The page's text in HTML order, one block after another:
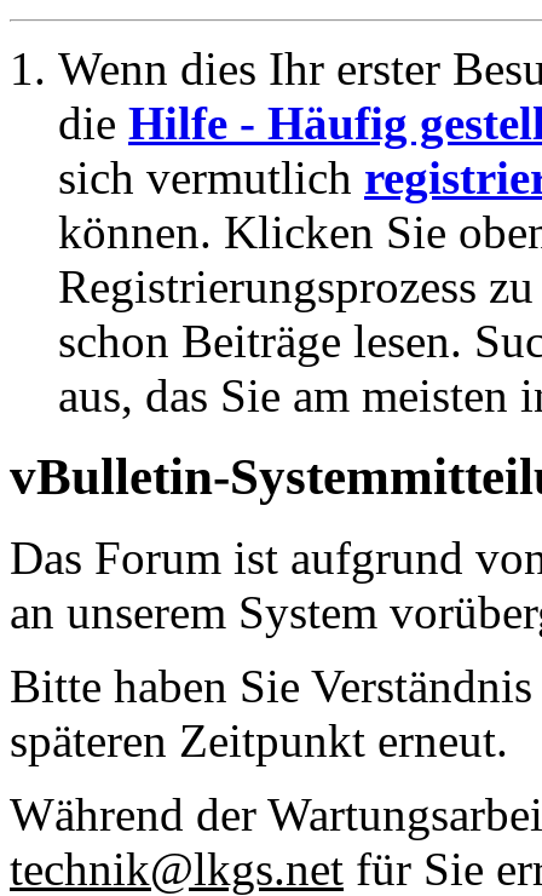
Wenn dies Ihr erster
die Hilfe - Häufig
sich vermutlich
können. Klicken Sie
Registrierungsprozess
schon Beiträge lesen.
aus, das Sie am meisten
vBulletin-
Das Forum ist aufgrund
an unserem System
Bitte haben Sie
späteren Zeitpunkt erneut.
Während der
technik@lkgs.net für Sie